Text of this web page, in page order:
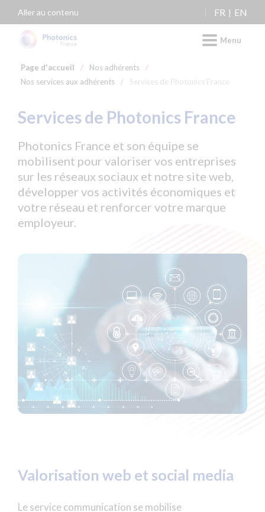
Aller au contenu FR EN
Menu
Page d'accueil / Nos adhérents
/
Nos services aux adhérents
/ Services de Photonics France
Services de Photonics France
Photonics France et son équipe se
mobilisent pour valoriser vos entreprises
sur les réseaux sociaux et notre site web,
développer vos activités économiques et
votre réseau et renforcer votre marque
employeur.
Valorisation web et social media
Le service communication se mobilise